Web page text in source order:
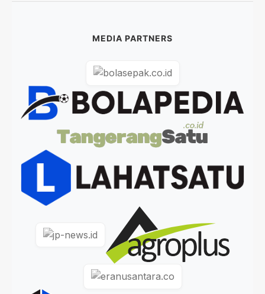
MEDIA PARTNERS